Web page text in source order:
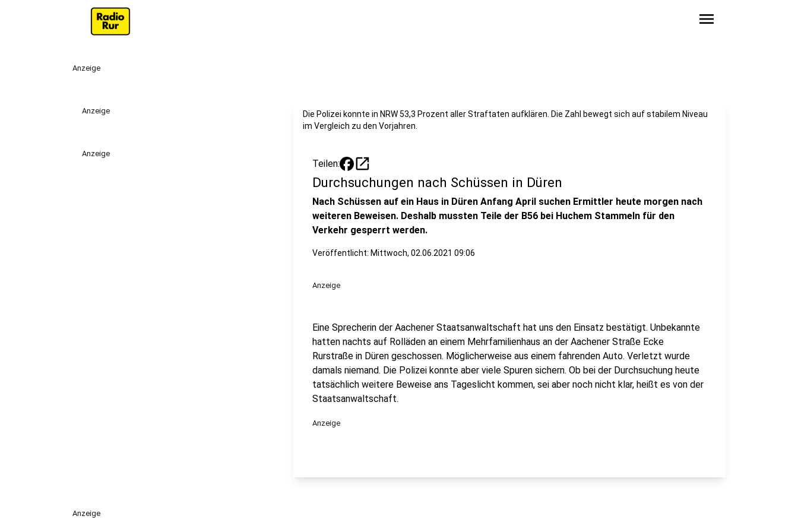
menu
Anzeige
Anzeige
Anzeige
Die Polizei konnte in NRW 53,3 Prozent aller Straftaten aufklären. Die Zahl bewegt sich auf stabilem Niveau
im Vergleich zu den Vorjahren.
Teilen: open_in_new
Durchsuchungen nach Schüssen in Düren
Nach Schüssen auf ein Haus in Düren Anfang April suchen Ermittler heute morgen nach
weiteren Beweisen. Deshalb mussten Teile der B56 bei Huchem Stammeln für den
Verkehr gesperrt werden.
Veröffentlicht: Mittwoch, 02.06.2021 09:06
Anzeige
Eine Sprecherin der Aachener Staatsanwaltschaft hat uns den Einsatz bestätigt. Unbekannte
hatten nachts auf Rolläden an einem Mehrfamilienhaus an der Aachener Straße Ecke
Rurstraße in Düren geschossen. Möglicherweise aus einem fahrenden Auto. Verletzt wurde
damals niemand. Die Polizei konnte aber viele Spuren sichern. Ob bei der Durchsuchung heute
tatsächlich weitere Beweise ans Tageslicht kommen, sei aber noch nicht klar, heißt es von der
Staatsanwaltschaft.
Anzeige
Anzeige